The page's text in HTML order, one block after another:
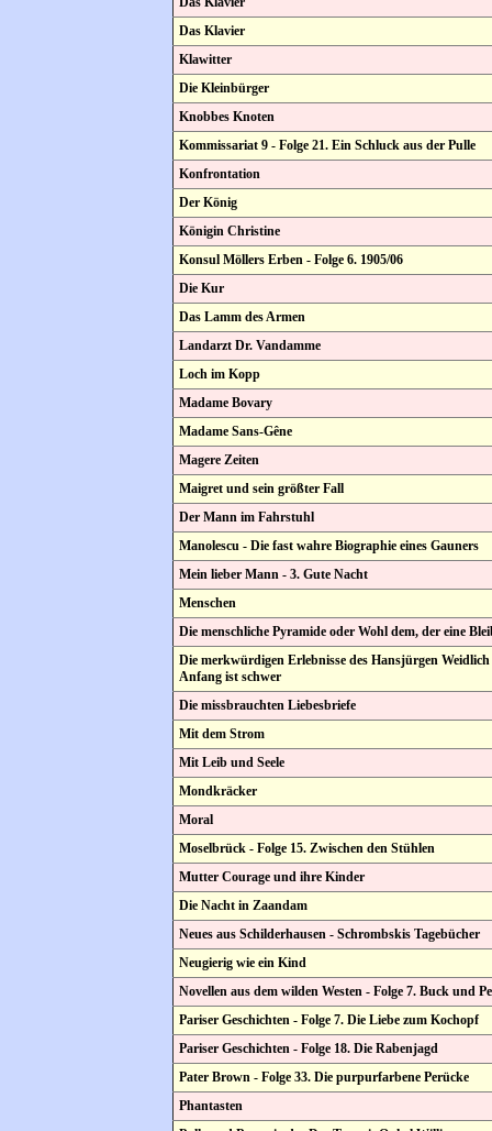
Das Klavier
Klawitter
Die Kleinbürger
Knobbes Knoten
Kommissariat 9 - Folge 21. Ein Schluck aus der Pulle
Konfrontation
Der König
Königin Christine
Konsul Möllers Erben - Folge 6. 1905/06
Die Kur
Das Lamm des Armen
Landarzt Dr. Vandamme
Loch im Kopp
Madame Bovary
Madame Sans-Gêne
Magere Zeiten
Maigret und sein größter Fall
Der Mann im Fahrstuhl
Manolescu - Die fast wahre Biographie eines Gauners
Mein lieber Mann - 3. Gute Nacht
Menschen
Die menschliche Pyramide oder Wohl dem, der eine
Die merkwürdigen Erlebnisse des Hansjürgen
Anfang ist schwer
Die missbrauchten Liebesbriefe
Mit dem Strom
Mit Leib und Seele
Mondkräcker
Moral
Moselbrück - Folge 15. Zwischen den Stühlen
Mutter Courage und ihre Kinder
Die Nacht in Zaandam
Neues aus Schilderhausen - Schrombskis Tagebücher
Neugierig wie ein Kind
Novellen aus dem wilden Westen - Folge 7. Buck und
Pariser Geschichten - Folge 7. Die Liebe zum Kochopf
Pariser Geschichten - Folge 18. Die Rabenjagd
Pater Brown - Folge 33. Die purpurfarbene Perücke
Phantasten